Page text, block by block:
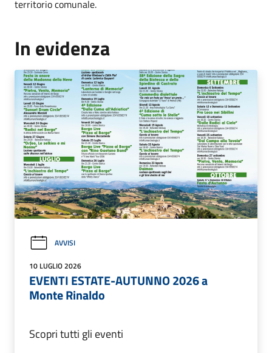
territorio comunale.
In evidenza
AVVISI
10 LUGLIO 2026
EVENTI ESTATE-AUTUNNO 2026 a
Monte Rinaldo
Scopri tutti gli eventi